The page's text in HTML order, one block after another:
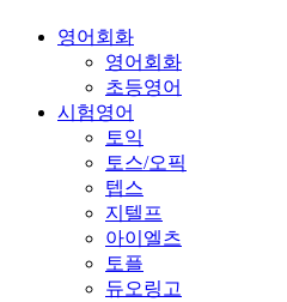
영어회화
영어회화
초등영어
시험영어
토익
토스/오픽
텝스
지텔프
아이엘츠
토플
듀오링고